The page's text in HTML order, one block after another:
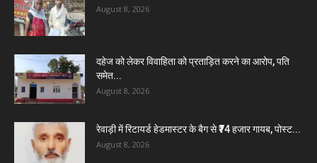
August 8, 2026
दहेज को लेकर विवाहिता को प्रताड़ित करने का आरोप, पति
समेत...
August 8, 2026
रेवाड़ी में रिटायर्ड हेडमास्टर के बैग से ₹74 हजार गायब, पोस्ट...
August 8, 2026